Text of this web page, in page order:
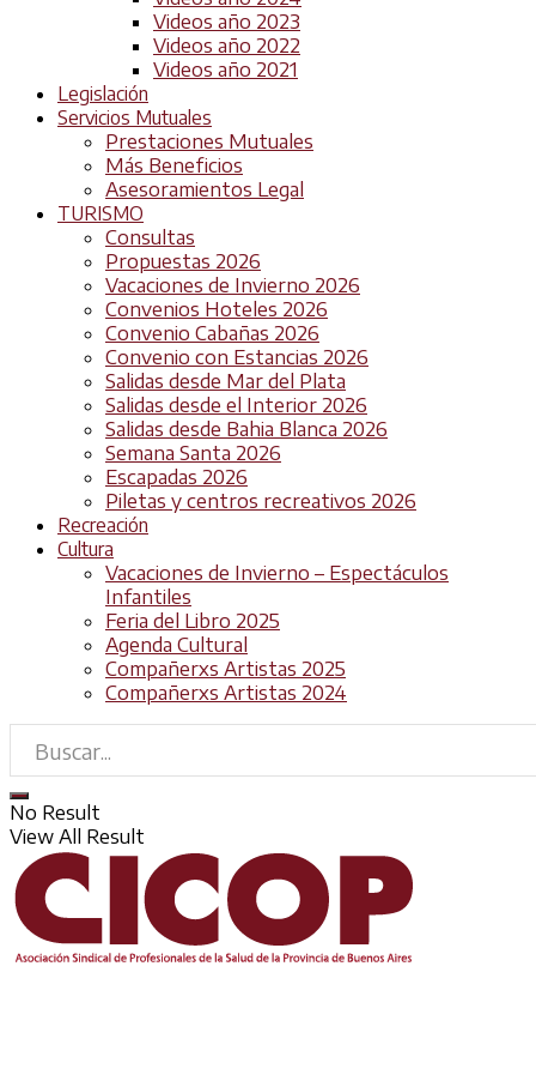
Videos año 2023
Videos año 2022
Videos año 2021
Legislación
Servicios Mutuales
Prestaciones Mutuales
Más Beneficios
Asesoramientos Legal
TURISMO
Consultas
Propuestas 2026
Vacaciones de Invierno 2026
Convenios Hoteles 2026
Convenio Cabañas 2026
Convenio con Estancias 2026
Salidas desde Mar del Plata
Salidas desde el Interior 2026
Salidas desde Bahia Blanca 2026
Semana Santa 2026
Escapadas 2026
Piletas y centros recreativos 2026
Recreación
Cultura
Vacaciones de Invierno – Espectáculos
Infantiles
Feria del Libro 2025
Agenda Cultural
Compañerxs Artistas 2025
Compañerxs Artistas 2024
No Result
View All Result